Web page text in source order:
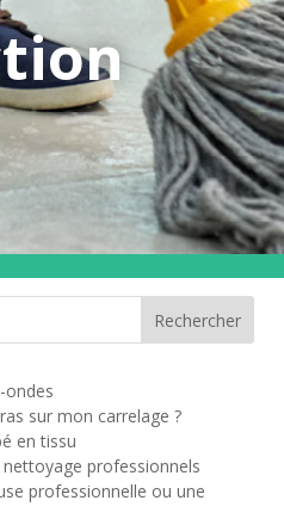
Rechercher
sur mon carrelage ?
en tissu
professionnels
professionnelle ou une